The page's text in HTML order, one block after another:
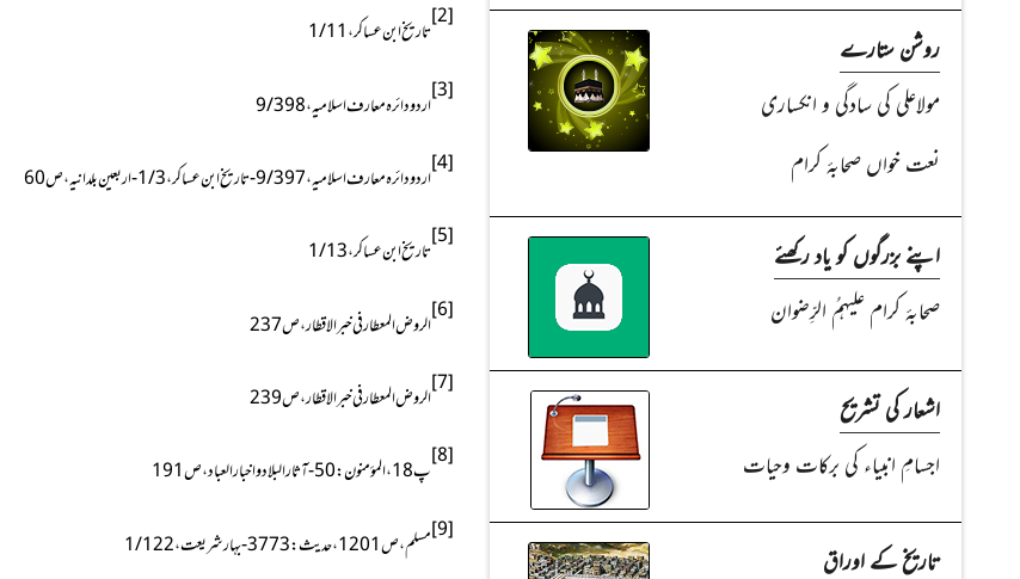
[2] تاریخ ابن عساکر ، 1/11
[3] اردو دائرہ معارف اسلامیہ ، 9/398
[4] اردو دائرہ معارف اسلامیہ ، 9/397- تاریخ ابن عساکر ، 1/3- اربعین بلدانیہ ، ص60
[5] تاریخ ابن عساكر ، 1/13
[6] الروض المعطار فی خبر الاقطار ، ص237
[7] الروض المعطار فی خبر الاقطار ، ص239
[8] پ18 ، المؤمنون : 50- آثار البلاد واخبار العباد ، ص191
[9] مسلم ، ص1201 ، حدیث : 3773- بہار شریعت ، 1/122
روشن ستارے
مولاعلی کی سادگی و انکساری
نعت خواں صحابۂ کرام
اپنے بزرگوں کو یاد رکھئے
صحابۂ کرام علیہمُ الرِّضوان
اشعار کی تشریح
اجسامِ انبیاء کی برکات وحیات
تاریخ کے اوراق